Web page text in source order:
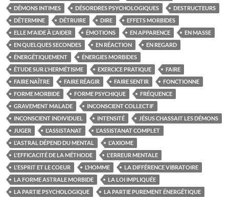
DÉMONS INTIMES DÉSORDRES PSYCHOLOGIQUES
DESTRUCTEURS
DÉTERMINE
DÉTRUIRE DIRE
EFFETS MORBIDES
ELLE M'AIDE À L'AIDER
ÉMOTIONS EN APPARENCE
EN MASSE
EN QUELQUES SECONDES
EN RÉACTION
EN REGARD
ÉNERGÉTIQUEMENT
ÉNERGIES MORBIDES
ÉTUDE SUR L'HERMÉTISME
EXERCICE PRATIQUE
FAIRE
FAIRE NAÎTRE
FAIRE RÉAGIR FAIRE SENTIR
FONCTIONNE
FORME MORBIDE
FORME PSYCHIQUE
FRÉQUENCE
GRAVEMENT MALADE
INCONSCIENT COLLECTIF
INCONSCIENT INDIVIDUEL
INTENSITÉ
JÉSUS CHASSAIT LES DÉMONS
JUGER
L'ASSISTANAT
L'ASSISTANAT COMPLET
L'ASTRAL DÉPEND DU MENTAL
L'AXIOME
L'EFFICACITÉ DE LA MÉTHODE
L'ERREUR MENTALE
L'ESPRIT ET LE COEUR
L’HOMME
LA DIFFÉRENCE VIBRATOIRE
LA FORME ASTRALE MORBIDE
LA LOI IMPLIQUÉE
LA PARTIE PSYCHOLOGIQUE
LA PARTIE PUREMENT ÉNERGÉTIQUE